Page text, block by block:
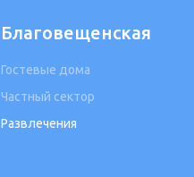
Благовещенская
Гостевые дома
Частный сектор
Развлечения